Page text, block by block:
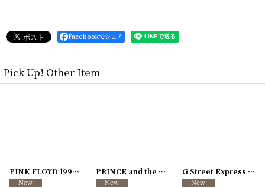
Facebookでシェア
Pick Up! Other Item
[250726-04] [250726-31
Neil Young 1988年 This Note's For You Tour 250117-70]
STONE TEMPLE PILOTS 1996-1997年 TOUR96/97 Lord Tracy 1989年 Deaf Gods of Babylon Tour